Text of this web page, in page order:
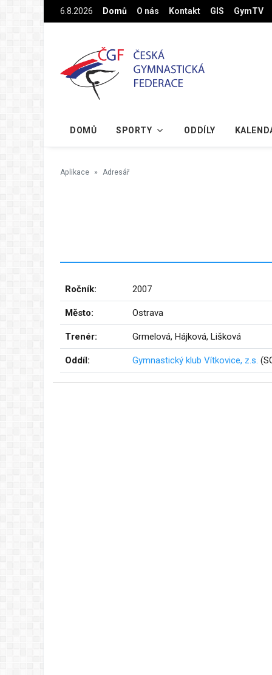
Na hlavní obsah6.8.2026 Domů O nás Kontakt GIS GymTV
DOMŮ SPORTY ODDÍLY
Aplikace Adresář
Ročník: 2007
Město: Ostrava
Trenér: Grmelová, Hájková, Lišková
Oddíl: Gymnastický klub Vítkovice, z.s.